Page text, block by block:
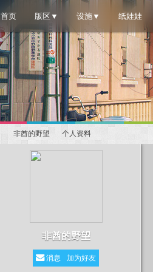
首页 版区▼ 设施▼ 纸娃娃
非酋的野望 个人资料
非酋的野望
消息 加为好友